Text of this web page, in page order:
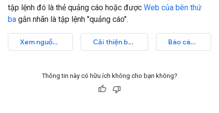
tập lệnh đó là thẻ quảng cáo hoặc được Web của bên thứ
ba gắn nhãn là tập lệnh "quảng cáo".
Xem nguồn kiểm tra Cải thiện bài viết này Báo cáo vấn đề
Thông tin này có hữu ích không cho bạn không?